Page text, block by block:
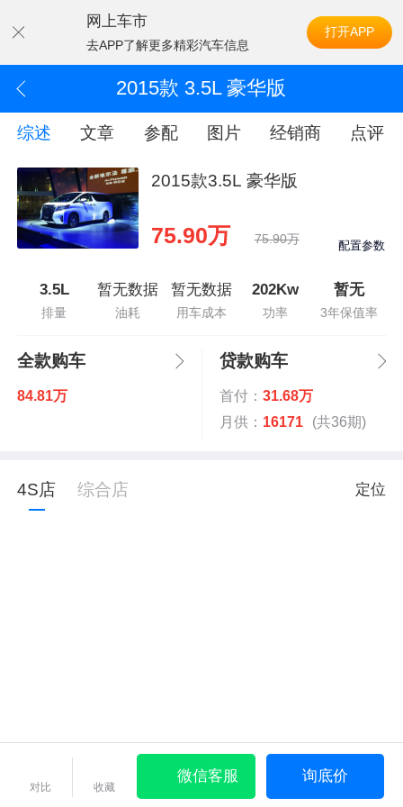
网上车市
去APP了解更多精彩汽车信息
打开APP
2015款 3.5L 豪华版
综述 文章 参配 图片 经销商 点评
2015款3.5L 豪华版
75.90万 75.90万 配置参数
3.5L
排量
暂无数据
油耗
暂无数据
用车成本
202Kw
功率
暂无
3年保值率
全款购车
84.81万
贷款购车
首付： 31.68万
月供： 16171 (共36期)
4S店 综合店 定位
对比 收藏
微信客服 询底价